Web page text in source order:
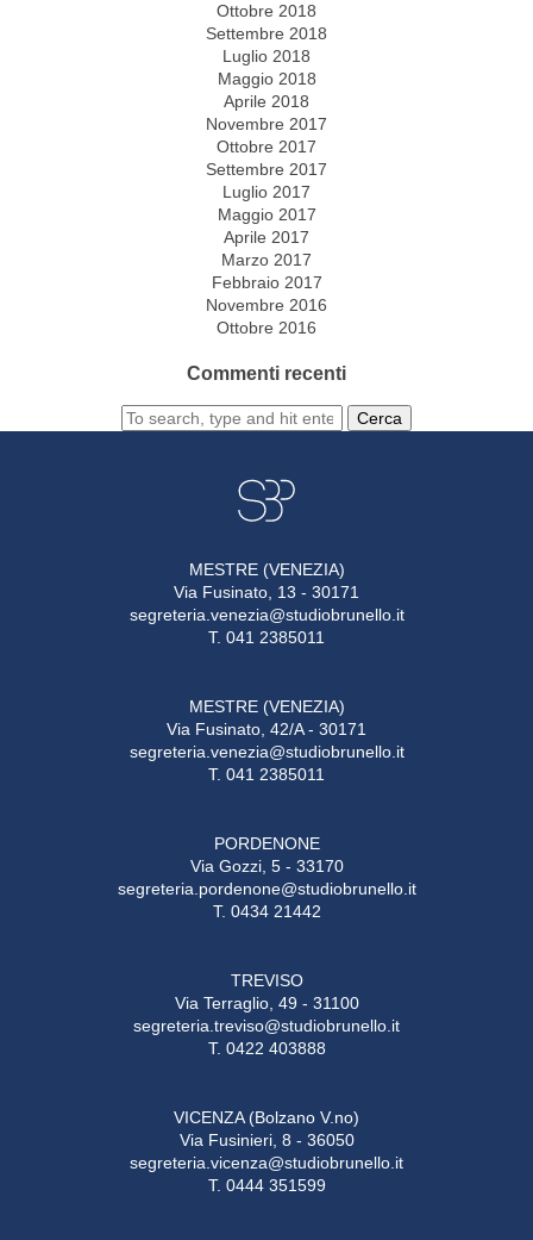
Ottobre 2018
Settembre 2018
Luglio 2018
Maggio 2018
Aprile 2018
Novembre 2017
Ottobre 2017
Settembre 2017
Luglio 2017
Maggio 2017
Aprile 2017
Marzo 2017
Febbraio 2017
Novembre 2016
Ottobre 2016
Commenti recenti
Cerca
MESTRE (VENEZIA)
Via Fusinato, 13 - 30171
segreteria.venezia@studiobrunello.it
T. 041 2385011
MESTRE (VENEZIA)
Via Fusinato, 42/A - 30171
segreteria.venezia@studiobrunello.it
T. 041 2385011
PORDENONE
Via Gozzi, 5 - 33170
segreteria.pordenone@studiobrunello.it
T. 0434 21442
TREVISO
Via Terraglio, 49 - 31100
segreteria.treviso@studiobrunello.it
T. 0422 403888
VICENZA (Bolzano V.no)
Via Fusinieri, 8 - 36050
segreteria.vicenza@studiobrunello.it
T. 0444 351599